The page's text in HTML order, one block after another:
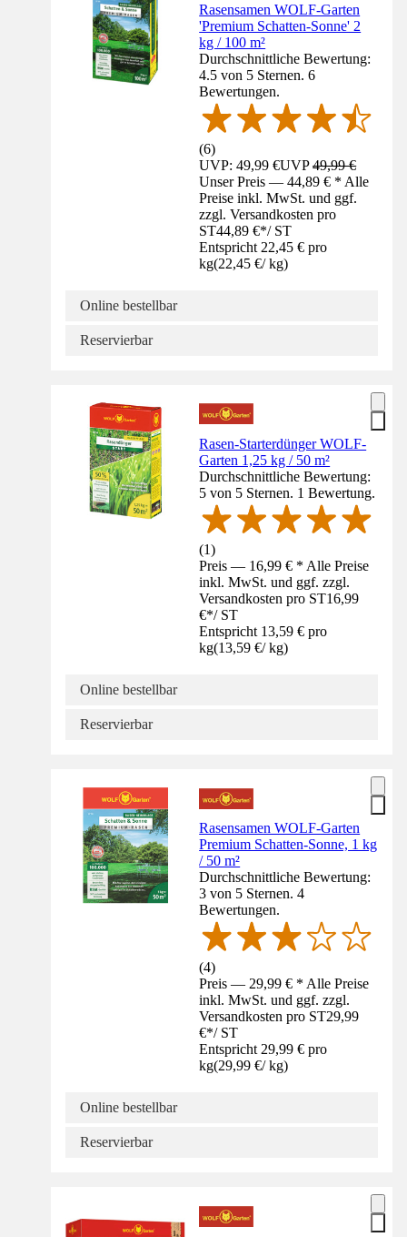
Rasensamen WOLF-Garten
'Premium Schatten-Sonne' 2
kg / 100 m²
Durchschnittliche Bewertung:
4.5 von 5 Sternen. 6
Bewertungen.
(6)
UVP: 49,99 €UVP49,99 €
Unser Preis — 44,89 € * Alle
Preise inkl. MwSt. und ggf.
zzgl. Versandkosten pro
ST44,89 €*/ ST
Entspricht 22,45 € pro
kg(22,45 €/ kg)
Online bestellbar
Reservierbar
Rasen-Starterdünger WOLF-
Garten 1,25 kg / 50 m²
Durchschnittliche Bewertung:
5 von 5 Sternen. 1 Bewertung.
(1)
Preis — 16,99 € * Alle Preise
inkl. MwSt. und ggf. zzgl.
Versandkosten pro ST16,99
€*/ ST
Entspricht 13,59 € pro
kg(13,59 €/ kg)
Online bestellbar
Reservierbar
Rasensamen WOLF-Garten
Premium Schatten-Sonne, 1 kg
/ 50 m²
Durchschnittliche Bewertung:
3 von 5 Sternen. 4
Bewertungen.
(4)
Preis — 29,99 € * Alle Preise
inkl. MwSt. und ggf. zzgl.
Versandkosten pro ST29,99
€*/ ST
Entspricht 29,99 € pro
kg(29,99 €/ kg)
Online bestellbar
Reservierbar